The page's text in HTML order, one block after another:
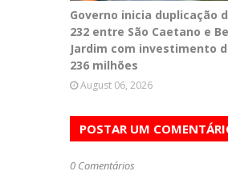
Governo inicia duplicação
232 entre São Caetano e
Jardim com investimento
236 milhões
August 06, 2026
POSTAR UM
0 Comentários